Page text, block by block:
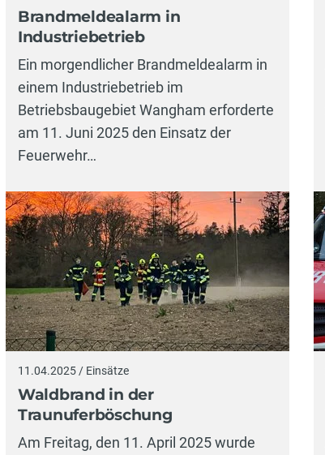
Brandmeldealarm in
Industriebetrieb
Ein morgendlicher Brandmeldealarm in
einem Industriebetrieb im
Betriebsbaugebiet Wangham erforderte
am 11. Juni 2025 den Einsatz der
Feuerwehr…
11.04.2025 / Einsätze
Waldbrand in der
Traunuferböschung
Am Freitag, den 11. April 2025 wurde